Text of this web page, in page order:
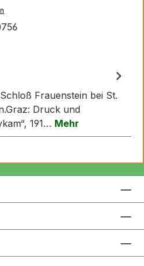
Frauenstein bei St.
Druck und
191… Mehr